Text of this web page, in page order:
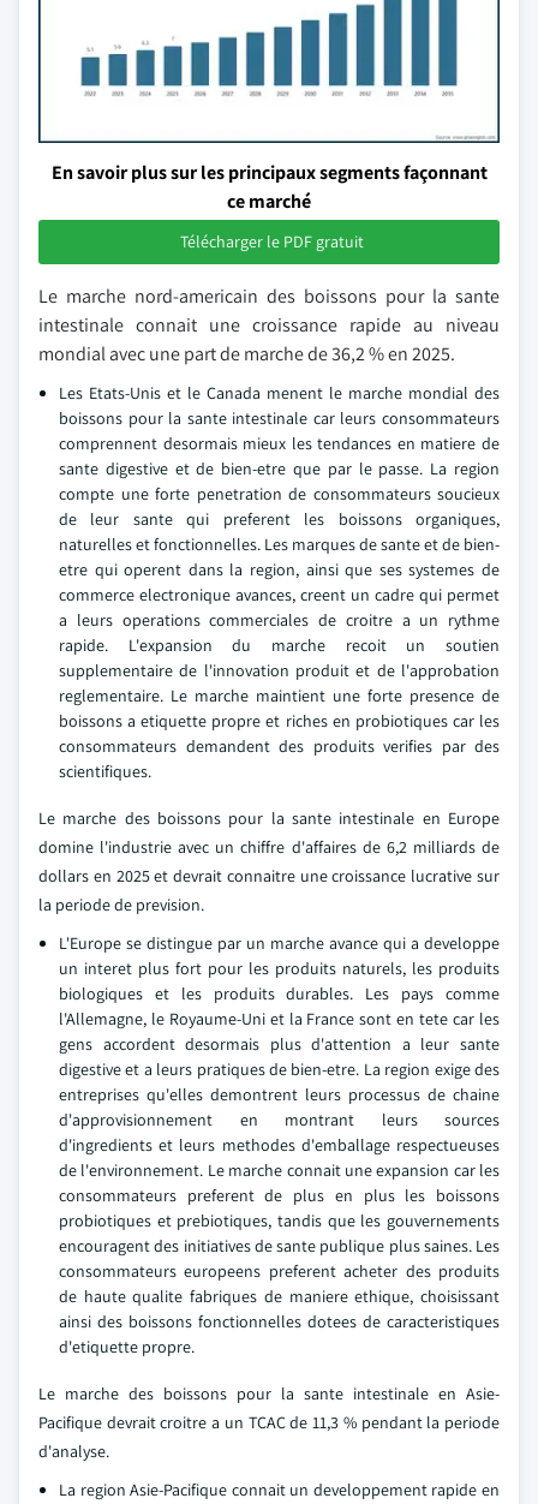
En savoir plus sur les principaux segments façonnant
ce marché
Télécharger le PDF gratuit
Le marche nord-americain des boissons pour la sante
intestinale connait une croissance rapide au niveau
mondial avec une part de marche de 36,2 % en 2025.
Les Etats-Unis et le Canada menent le marche mondial des
boissons pour la sante intestinale car leurs consommateurs
comprennent desormais mieux les tendances en matiere de
sante digestive et de bien-etre que par le passe. La region
compte une forte penetration de consommateurs soucieux
de leur sante qui preferent les boissons organiques,
naturelles et fonctionnelles. Les marques de sante et de bien-
etre qui operent dans la region, ainsi que ses systemes de
commerce electronique avances, creent un cadre qui permet
a leurs operations commerciales de croitre a un rythme
rapide. L'expansion du marche recoit un soutien
supplementaire de l'innovation produit et de l'approbation
reglementaire. Le marche maintient une forte presence de
boissons a etiquette propre et riches en probiotiques car les
consommateurs demandent des produits verifies par des
scientifiques.
Le marche des boissons pour la sante intestinale en Europe
domine l'industrie avec un chiffre d'affaires de 6,2 milliards de
dollars en 2025 et devrait connaitre une croissance lucrative sur
la periode de prevision.
L'Europe se distingue par un marche avance qui a developpe
un interet plus fort pour les produits naturels, les produits
biologiques et les produits durables. Les pays comme
l'Allemagne, le Royaume-Uni et la France sont en tete car les
gens accordent desormais plus d'attention a leur sante
digestive et a leurs pratiques de bien-etre. La region exige des
entreprises qu'elles demontrent leurs processus de chaine
d'approvisionnement en montrant leurs sources
d'ingredients et leurs methodes d'emballage respectueuses
de l'environnement. Le marche connait une expansion car les
consommateurs preferent de plus en plus les boissons
probiotiques et prebiotiques, tandis que les gouvernements
encouragent des initiatives de sante publique plus saines. Les
consommateurs europeens preferent acheter des produits
de haute qualite fabriques de maniere ethique, choisissant
ainsi des boissons fonctionnelles dotees de caracteristiques
d'etiquette propre.
Le marche des boissons pour la sante intestinale en Asie-
Pacifique devrait croitre a un TCAC de 11,3 % pendant la periode
d'analyse.
La region Asie-Pacifique connait un developpement rapide en